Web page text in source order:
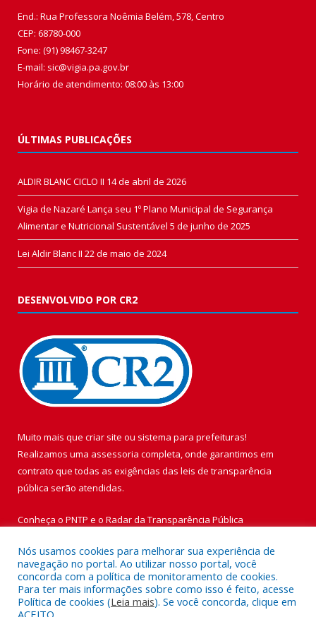
End.: Rua Professora Noêmia Belém, 578, Centro
CEP: 68780-000
Fone: (91) 98467-3247
E-mail: sic@vigia.pa.gov.br
Horário de atendimento: 08:00 às 13:00
ÚLTIMAS PUBLICAÇÕES
ALDIR BLANC CICLO II 14 de abril de 2026
Vigia de Nazaré Lança seu 1º Plano Municipal de Segurança
Alimentar e Nutricional Sustentável 5 de junho de 2025
Lei Aldir Blanc II 22 de maio de 2024
DESENVOLVIDO POR CR2
Muito mais que criar site ou sistema para prefeituras!
Realizamos uma assessoria completa, onde garantimos em
contrato que todas as exigências das leis de transparência
pública serão atendidas.
Conheça o PNTP e o Radar da Transparência Pública
Todos os direitos reservados a Prefeitura Municipal de Vigia de
Nazaré.
Nós usamos cookies para melhorar sua experiência de
navegação no portal. Ao utilizar nosso portal, você
concorda com a política de monitoramento de cookies.
Para ter mais informações sobre como isso é feito, acesse
Política de cookies (Leia mais). Se você concorda, clique em
ACEITO.